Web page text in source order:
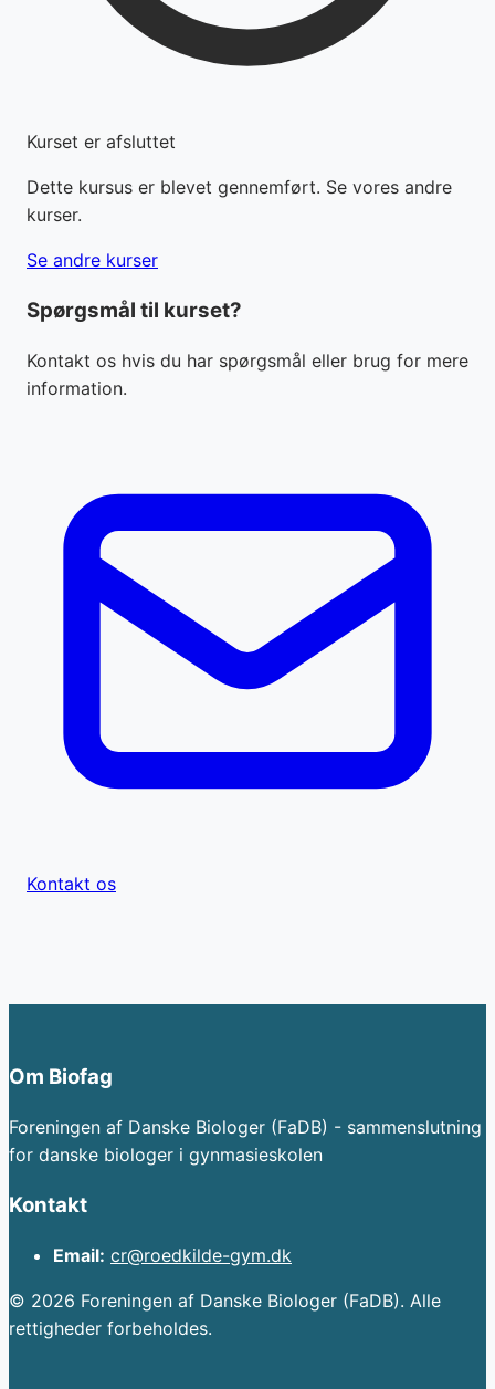
Kurset er afsluttet
Dette kursus er blevet gennemført. Se vores andre
kurser.
Se andre kurser
Spørgsmål til kurset?
Kontakt os hvis du har spørgsmål eller brug for mere
information.
Kontakt os
Om Biofag
Foreningen af Danske Biologer (FaDB) - sammenslutning
for danske biologer i gynmasieskolen
Kontakt
Email: cr@roedkilde-gym.dk
© 2026 Foreningen af Danske Biologer (FaDB). Alle
rettigheder forbeholdes.